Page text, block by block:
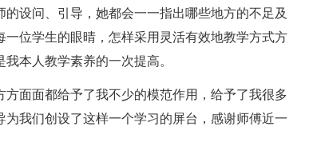
设问、引导，她都会一一指出哪些地方的不足及
位学生的眼晴，怎样采用灵活有效地教学方式方
本人教学素养的一次提高。
面面都给予了我不少的模范作用，给予了我很多
我们创设了这样一个学习的屏台，感谢师傅近一